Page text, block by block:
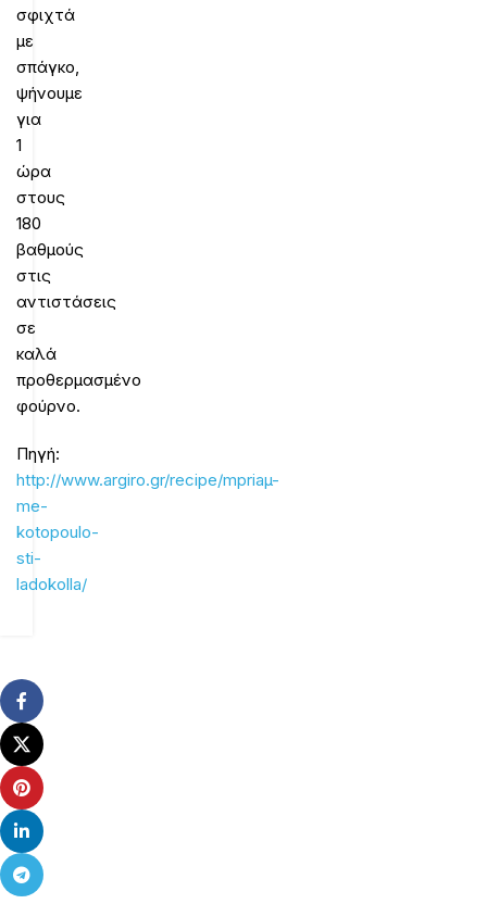
σφιχτά
με
σπάγκο,
ψήνουμε
για
1
ώρα
στους
180
βαθμούς
στις
αντιστάσεις
σε
καλά
προθερμασμένο
φούρνο.
Πηγή:
http://www.argiro.gr/recipe/mpriaµ-
me-
kotopoulo-
sti-
ladokolla/